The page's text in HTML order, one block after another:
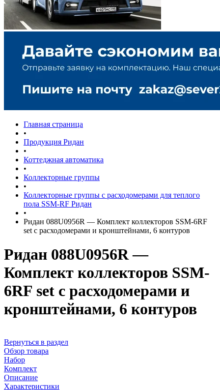
Главная страница
•
Продукция Ридан
•
Коттеджная автоматика
•
Коллекторные группы
•
Коллекторные группы с расходомерами для теплого
пола SSM-RF Ридан
•
Ридан 088U0956R — Комплект коллекторов SSM-6RF
set с расходомерами и кронштейнами, 6 контуров
Ридан 088U0956R —
Комплект коллекторов SSM-
6RF set с расходомерами и
кронштейнами, 6 контуров
Вернуться в раздел
Обзор товара
Набор
Комплект
Описание
Характеристики